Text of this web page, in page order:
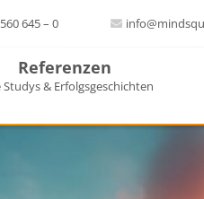
645 – 0
Referenzen
Studys & Erfolgsgeschichten